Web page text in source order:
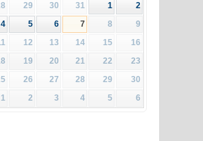
29 30 31 1
2
4 5 6 7 8
9
12 13 14 15
16
19 20 21 22
23
26 27 28 29
30
1 2 3 4 5 6